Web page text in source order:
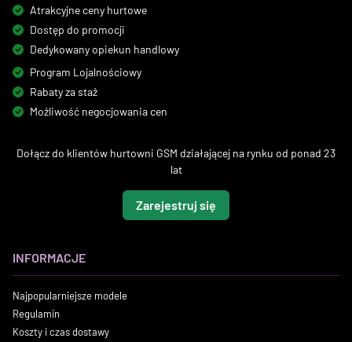
Atrakcyjne ceny hurtowe
Dostęp do promocji
Dedykowany opiekun handlowy
Program Lojalnościowy
Rabaty za staż
Możliwość negocjowania cen
Dołącz do klientów hurtowni GSM działającej na rynku od ponad 23
lat
Zarejestruj się
INFORMACJE
Najpopularniejsze modele
Regulamin
Koszty i czas dostawy